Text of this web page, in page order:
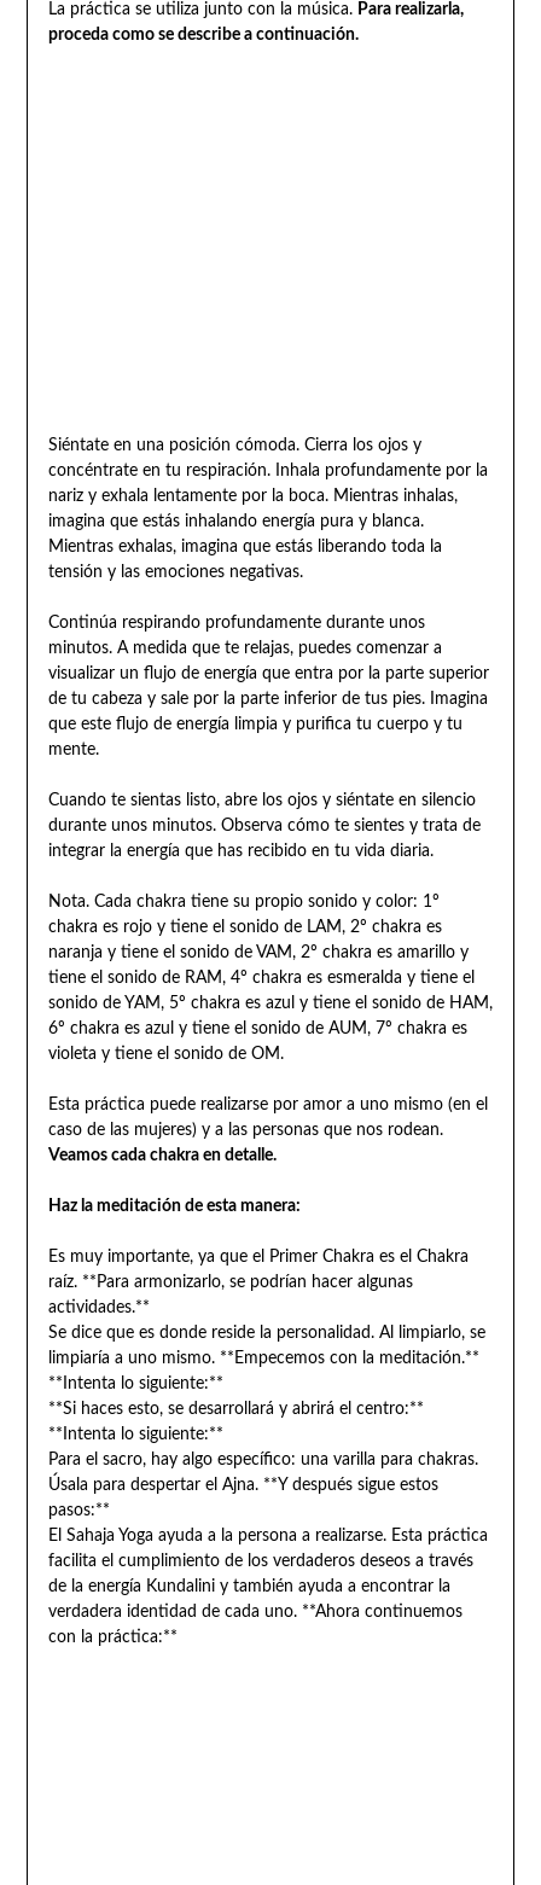
La práctica se utiliza junto con la música. Para realizarla,
proceda como se describe a continuación.
Siéntate en una posición cómoda. Cierra los ojos y
concéntrate en tu respiración. Inhala profundamente por la
nariz y exhala lentamente por la boca. Mientras inhalas,
imagina que estás inhalando energía pura y blanca.
Mientras exhalas, imagina que estás liberando toda la
tensión y las emociones negativas.
Continúa respirando profundamente durante unos
minutos. A medida que te relajas, puedes comenzar a
visualizar un flujo de energía que entra por la parte superior
de tu cabeza y sale por la parte inferior de tus pies. Imagina
que este flujo de energía limpia y purifica tu cuerpo y tu
mente.
Cuando te sientas listo, abre los ojos y siéntate en silencio
durante unos minutos. Observa cómo te sientes y trata de
integrar la energía que has recibido en tu vida diaria.
Nota. Cada chakra tiene su propio sonido y color: 1º
chakra es rojo y tiene el sonido de LAM, 2º chakra es
naranja y tiene el sonido de VAM, 2º chakra es amarillo y
tiene el sonido de RAM, 4º chakra es esmeralda y tiene el
sonido de YAM, 5º chakra es azul y tiene el sonido de HAM,
6º chakra es azul y tiene el sonido de AUM, 7º chakra es
violeta y tiene el sonido de OM.
Esta práctica puede realizarse por amor a uno mismo (en el
caso de las mujeres) y a las personas que nos rodean.
Veamos cada chakra en detalle.
Haz la meditación de esta manera:
Es muy importante, ya que el Primer Chakra es el Chakra
raíz. **Para armonizarlo, se podrían hacer algunas
actividades.**
Se dice que es donde reside la personalidad. Al limpiarlo, se
limpiaría a uno mismo. **Empecemos con la meditación.**
**Intenta lo siguiente:**
**Si haces esto, se desarrollará y abrirá el centro:**
**Intenta lo siguiente:**
Para el sacro, hay algo específico: una varilla para chakras.
Úsala para despertar el Ajna. **Y después sigue estos
pasos:**
El Sahaja Yoga ayuda a la persona a realizarse. Esta práctica
facilita el cumplimiento de los verdaderos deseos a través
de la energía Kundalini y también ayuda a encontrar la
verdadera identidad de cada uno. **Ahora continuemos
con la práctica:**